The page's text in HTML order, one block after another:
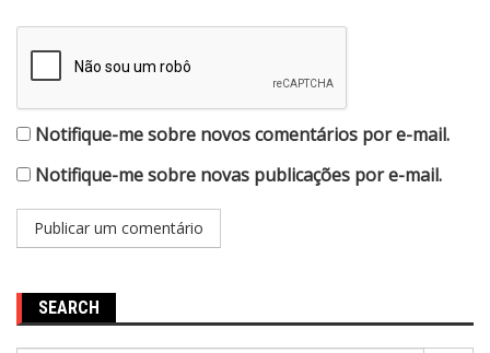
Notifique-me sobre novos comentários por e-mail.
Notifique-me sobre novas publicações por e-mail.
SEARCH